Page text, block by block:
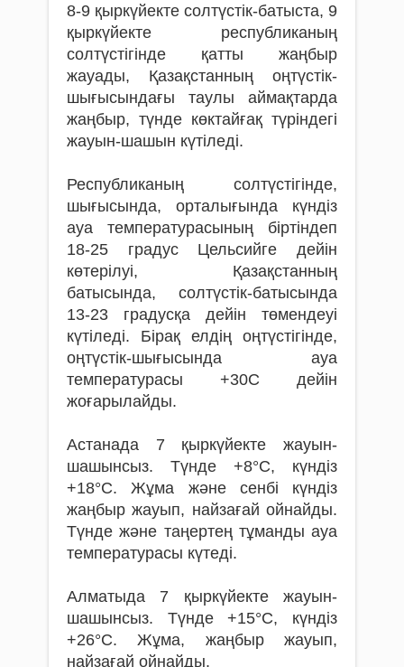
8-9 қыркүйекте солтүстік-батыста, 9
қыркүйекте республиканың
солтүстігінде қатты жаңбыр
жауады, Қазақстанның оңтүстік-
шығысындағы таулы аймақтарда
жаңбыр, түнде көктайғақ түріндегі
жауын-шашын күтіледі.
Республиканың солтүстігінде,
шығысында, орталығында күндіз
ауа температурасының біртіндеп
18-25 градус Цельсийге дейін
көтерілуі, Қазақстанның
батысында, солтүстік-батысында
13-23 градусқа дейін төмендеуі
күтіледі. Бірақ елдің оңтүстігінде,
оңтүстік-шығысында ауа
температурасы +30С дейін
жоғарылайды.
Астанада 7 қыркүйекте жауын-
шашынсыз. Түнде +8°С, күндіз
+18°С. Жұма және сенбі күндіз
жаңбыр жауып, найзағай ойнайды.
Түнде және таңертең тұманды ауа
температурасы күтеді.
Алматыда 7 қыркүйекте жауын-
шашынсыз. Түнде +15°С, күндіз
+26°С. Жұма, жаңбыр жауып,
найзағай ойнайды.